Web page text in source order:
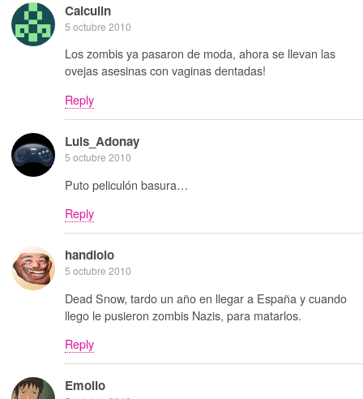
Calculin
5 octubre 2010
Los zombis ya pasaron de moda, ahora se llevan las
ovejas asesinas con vaginas dentadas!
Reply
Luis_Adonay
5 octubre 2010
Puto peliculón basura…
Reply
handlolo
5 octubre 2010
Dead Snow, tardo un año en llegar a España y cuando
llego le pusieron zombis Nazis, para matarlos.
Reply
Emolio